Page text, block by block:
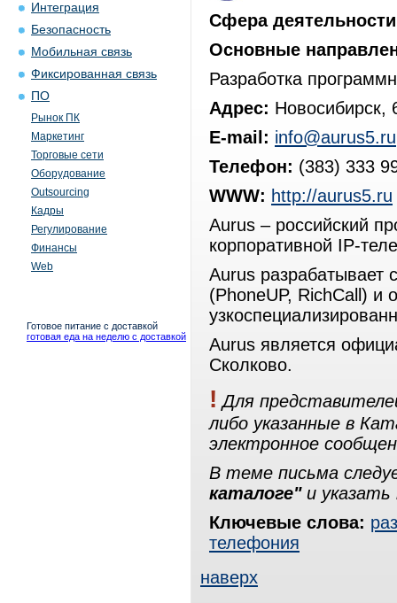
Интеграция
Безопасность
Мобильная связь
Фиксированная связь
ПО
Рынок ПК
Маркетинг
Торговые сети
Оборудование
Outsourcing
Кадры
Регулирование
Финансы
Web
Готовое питание с доставкой
готовая еда на неделю с доставкой
Сфера
Основные
Разработка
Адрес: Новосибирск,
E-mail: info@aurus5.ru
Телефон: (383) 333
WWW: http://aurus5.ru
Aurus – российский
корпоративной IP-
Aurus разрабатывает
(PhoneUP, RichCall) и
Aurus является
Сколково.
! Для
либо указанные в
электронное
В теме письма
каталоге"и указать
Ключевые слова:
телефония
наверх